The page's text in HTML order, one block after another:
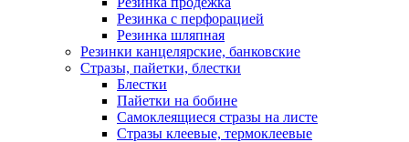
Резинка с перфорацией
Резинка шляпная
Резинки канцелярские, банковские
Стразы, пайетки, блестки
Блестки
Пайетки на бобине
Самоклеящиеся стразы на листе
Стразы клеевые, термоклеевые